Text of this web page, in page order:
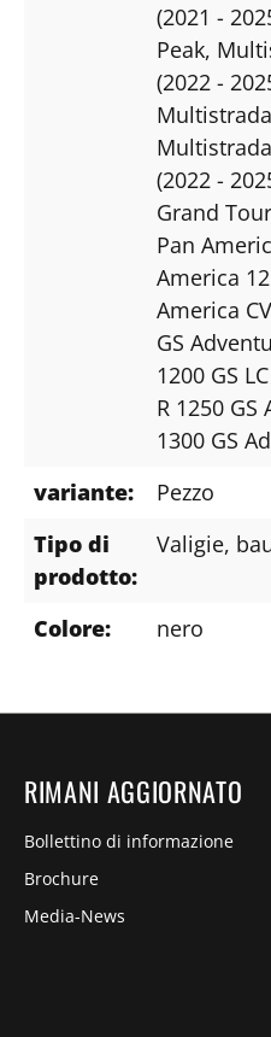
(2021 -
Peak,
(2022 -
(2022 -
Grand Tour
Pan
America
America
GS
1200 GS
R 1250 GS
1300 GS
variante:
Pezzo
Tipo di
prodotto:
Valigie,
Colore: nero
RIMANI AGGIORNATO
Bollettino di informazione
Brochure
Media-News